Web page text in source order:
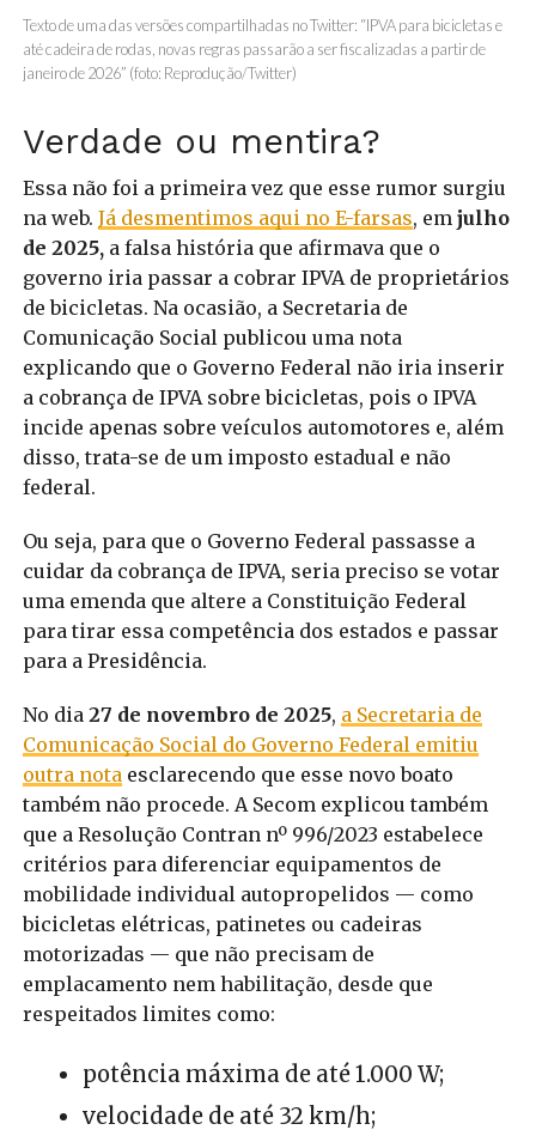
Texto de uma das versões compartilhadas no Twitter: “IPVA para bicicletas e
até cadeira de rodas, novas regras passarão a ser fiscalizadas a partir de
janeiro de 2026” (foto: Reprodução/Twitter)
Verdade ou mentira?
Essa não foi a primeira vez que esse rumor surgiu
na web. Já desmentimos aqui no E-farsas, em julho
de 2025, a falsa história que afirmava que o
governo iria passar a cobrar IPVA de proprietários
de bicicletas. Na ocasião, a Secretaria de
Comunicação Social publicou uma nota
explicando que o Governo Federal não iria inserir
a cobrança de IPVA sobre bicicletas, pois o IPVA
incide apenas sobre veículos automotores e, além
disso, trata-se de um imposto estadual e não
federal.
Ou seja, para que o Governo Federal passasse a
cuidar da cobrança de IPVA, seria preciso se votar
uma emenda que altere a Constituição Federal
para tirar essa competência dos estados e passar
para a Presidência.
No dia 27 de novembro de 2025, a Secretaria de
Comunicação Social do Governo Federal emitiu
outra nota esclarecendo que esse novo boato
também não procede. A Secom explicou também
que a Resolução Contran nº 996/2023 estabelece
critérios para diferenciar equipamentos de
mobilidade individual autopropelidos — como
bicicletas elétricas, patinetes ou cadeiras
motorizadas — que não precisam de
emplacamento nem habilitação, desde que
respeitados limites como:
potência máxima de até 1.000 W;
velocidade de até 32 km/h;